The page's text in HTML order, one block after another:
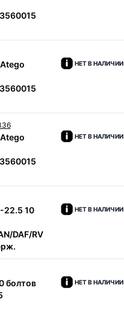
НЕТ В НАЛИЧИИ
НЕТ В НАЛИЧИИ
22.5 10
DAF/RV
НЕТ В НАЛИЧИИ
болтов
НЕТ В НАЛИЧИИ